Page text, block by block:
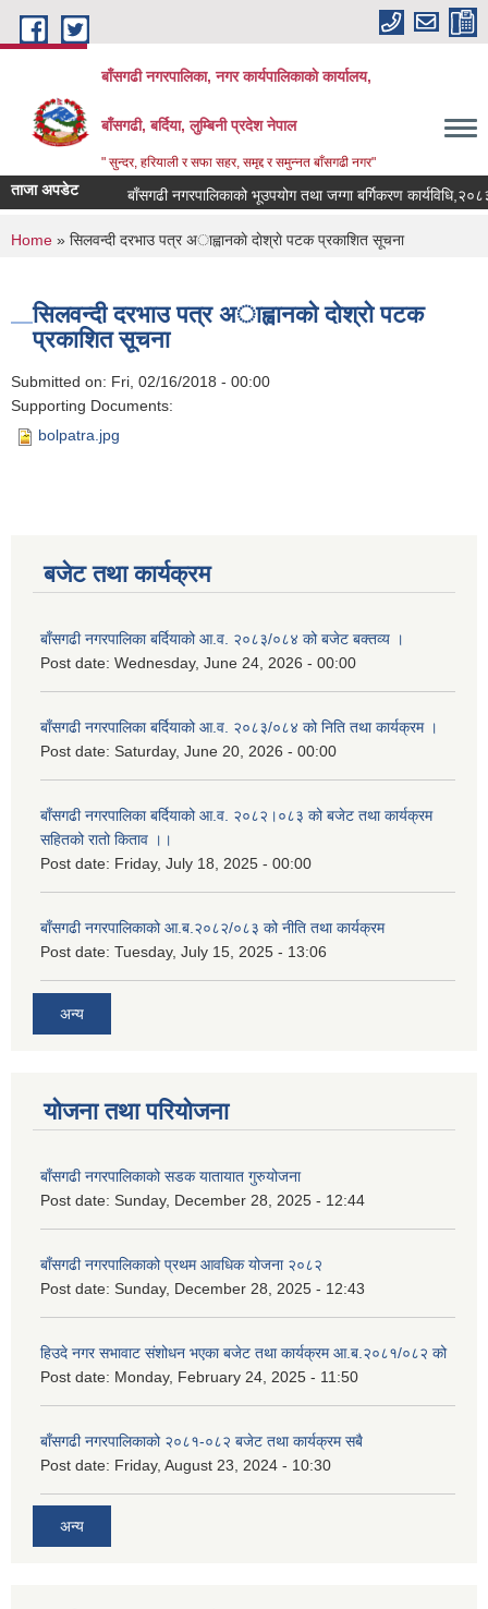
Skip to main content
बाँसगढी नगरपालिका, नगर कार्यपालिकाकाे कार्यालय,
बाँसगढी, बर्दिया, लुम्बिनी प्रदेश नेपाल
" सुन्दर, हरियाली र सफा सहर, समृद्द र समुन्नत बाँसगढी नगर"
ताजा अपडेट बाँसगढी नगरपालिकाको भूउपयोग तथा जग्गा बर्गिकरण कार्यविधि,२०८३
You are here
Home » सिलवन्दी दरभाउ पत्र अाह्वानकाे दाेश्राे पटक प्रकाशित सूचना
सिलवन्दी दरभाउ पत्र अाह्वानकाे दाेश्राे पटक
प्रकाशित सूचना
Submitted on: Fri, 02/16/2018 - 00:00
Supporting Documents:
bolpatra.jpg
बजेट तथा कार्यक्रम
बाँसगढी नगरपालिका बर्दियाको आ.व. २०८३/०८४ को बजेट बक्तव्य ।
Post date: Wednesday, June 24, 2026 - 00:00
बाँसगढी नगरपालिका बर्दियाको आ.व. २०८३/०८४ को निति तथा कार्यक्रम ।
Post date: Saturday, June 20, 2026 - 00:00
बाँसगढी नगरपालिका बर्दियाको आ.व. २०८२।०८३ को बजेट तथा कार्यक्रम
सहितको रातो किताव ।।
Post date: Friday, July 18, 2025 - 00:00
बाँसगढी नगरपालिकाको आ.ब.२०८२/०८३ को नीति तथा कार्यक्रम
Post date: Tuesday, July 15, 2025 - 13:06
अन्य
योजना तथा परियोजना
बाँसगढी नगरपालिकाको सडक यातायात गुरुयोजना
Post date: Sunday, December 28, 2025 - 12:44
बाँसगढी नगरपालिकाको प्रथम आवधिक योजना २०८२
Post date: Sunday, December 28, 2025 - 12:43
हिउदे नगर सभावाट संशोधन भएका बजेट तथा कार्यक्रम आ.ब.२०८१/०८२ को
Post date: Monday, February 24, 2025 - 11:50
बाँसगढी नगरपालिकाको २०८१-०८२ बजेट तथा कार्यक्रम सबै
Post date: Friday, August 23, 2024 - 10:30
अन्य